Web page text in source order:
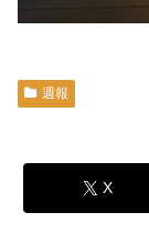
週報
X